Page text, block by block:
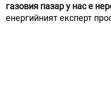
газовия пазар у нас е
енергийният експерт